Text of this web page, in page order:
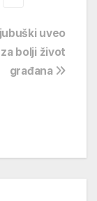
uveo
bolji život
građana